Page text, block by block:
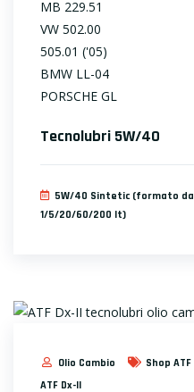
MB 229.51
VW 502.00
505.01 ('05)
BMW LL-04
PORSCHE GL
Tecnolubri 5W/40
5W/40 Sintetic (formato da
1/5/20/60/200 lt)
Olio Cambio
Shop ATF
ATF Dx-II